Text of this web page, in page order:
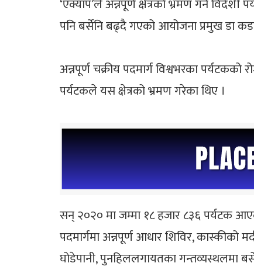
‘एक्याप’ले अन्नपूर्ण क्षेत्रको भ्रमण गर्ने
पनि बर्सेनि बढ्दै गएको आयोजना प्रमुख डा
अन्नपूर्ण चक्रीय पदमार्ग विश्वभरका
पर्यटकले यस क्षेत्रको भ्रमण गरेका थिए ।
सन् २०२० मा जम्मा १८ हजार ८३६ पर्यटक
पदमार्गमा अन्नपूर्ण आधार शिविर, कास्कीको
घोडेपानी, पुनहिललगायतका गन्तव्यस्थलमा